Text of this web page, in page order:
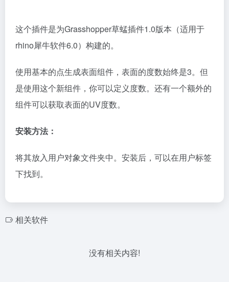
这个插件是为Grasshopper草蜢插件1.0版本（适用于
rhino犀牛软件6.0）构建的。
使用基本的点生成表面组件，表面的度数始终是3。但
是使用这个新组件，你可以定义度数。还有一个额外的
组件可以获取表面的UV度数。
安装方法：
将其放入用户对象文件夹中。安装后，可以在用户标签
下找到。
相关软件
没有相关内容!